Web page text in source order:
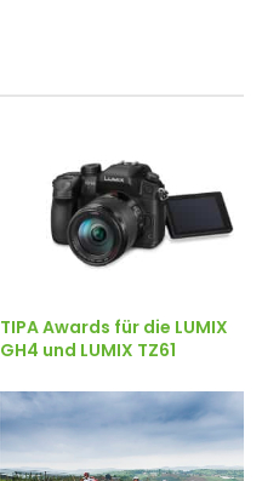
TIPA Awards für die LUMIX
GH4 und LUMIX TZ61